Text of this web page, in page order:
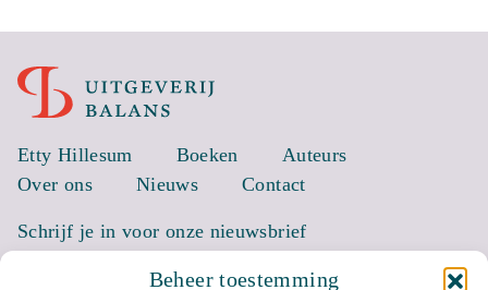
Beheer toestemming
Etty Hillesum Boeken
Auteurs
Over ons
Nieuws Contact
Schrijf je in voor onze nieuwsbrief